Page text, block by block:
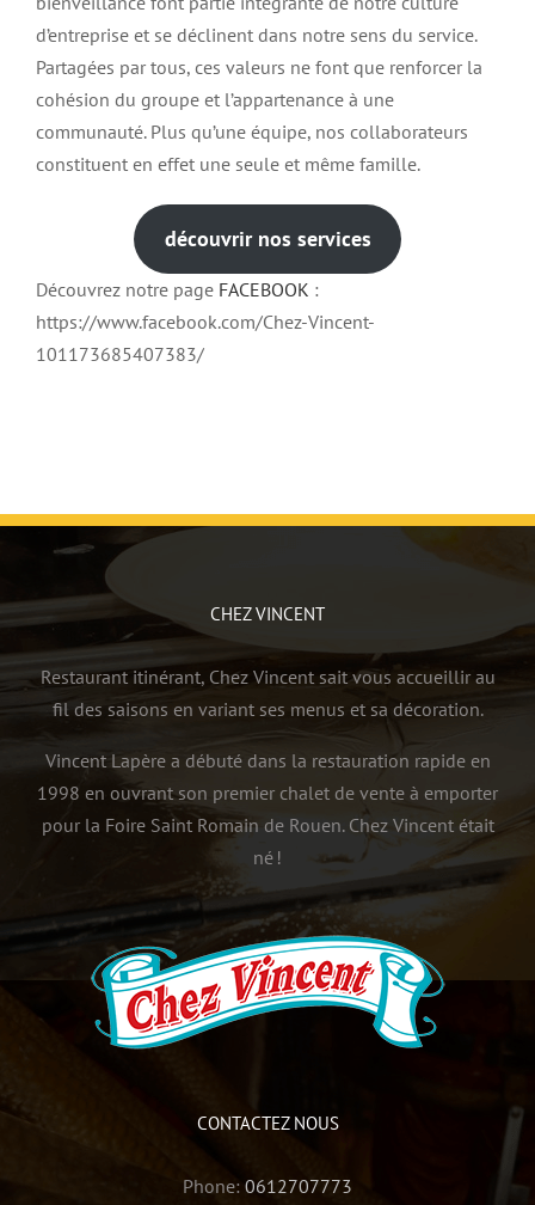
d’entreprise et se déclinent dans notre sens du service.
Partagées par tous, ces valeurs ne font que renforcer la
cohésion du groupe et l’appartenance à une
communauté. Plus qu’une équipe, nos collaborateurs
constituent en effet une seule et même famille.
découvrir nos services
Découvrez notre page FACEBOOK :
https://www.facebook.com/Chez-Vincent-
101173685407383/
CHEZ VINCENT
Restaurant itinérant, Chez Vincent sait vous accueillir au
fil des saisons en variant ses menus et sa décoration.
Vincent Lapère a débuté dans la restauration rapide en
1998 en ouvrant son premier chalet de vente à emporter
pour la Foire Saint Romain de Rouen. Chez Vincent était
né !
CONTACTEZ NOUS
Phone: 0612707773